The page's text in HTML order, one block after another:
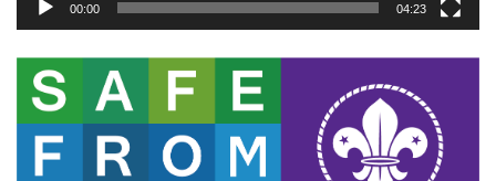
00:00 04:23